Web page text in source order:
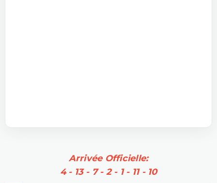
Arrivée Officielle:
4 - 13 - 7 - 2 - 1 - 11 - 10